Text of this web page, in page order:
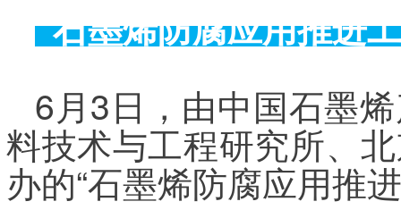
“石墨烯防腐应用推进
6月3日，由中国石墨
料技术与工程研究所、
办的“石墨烯防腐应用推